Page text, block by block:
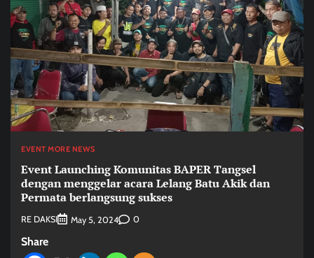
EVENT MORE NEWS
Event Launching Komunitas BAPER Tangsel
dengan menggelar acara Lelang Batu Akik dan
Permata berlangsung sukses
RE DAKSI May 5, 2024 0
Share